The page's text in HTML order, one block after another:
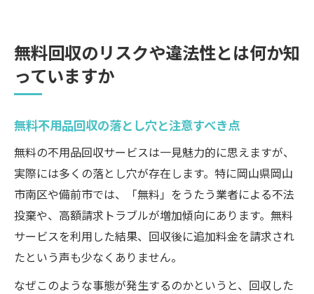
無料回収のリスクや違法性とは何か知
っていますか
無料不用品回収の落とし穴と注意すべき点
無料の不用品回収サービスは一見魅力的に思えますが、
実際には多くの落とし穴が存在します。特に岡山県岡山
市南区や備前市では、「無料」をうたう業者による不法
投棄や、高額請求トラブルが増加傾向にあります。無料
サービスを利用した結果、回収後に追加料金を請求され
たという声も少なくありません。
なぜこのような事態が発生するのかというと、回収した